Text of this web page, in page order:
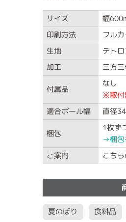
サイズ
幅
印刷方法
フル
生地
テト
加工
三方
付属品
なし
※取付
適合ポール幅
直径
梱包
1枚ず
→梱包
ご案内
こち
夏のぼり 食料品